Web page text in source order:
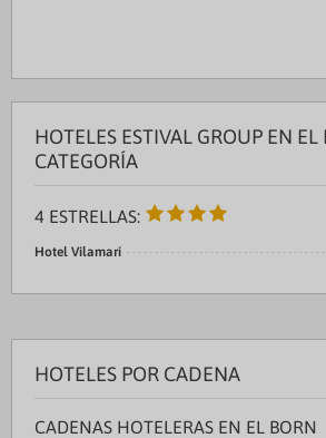
HOTELES ESTIVAL GROUP EN EL
CATEGORÍA
4 ESTRELLAS:
Hotel Vilamarí
HOTELES POR CADENA
CADENAS HOTELERAS EN EL BORN